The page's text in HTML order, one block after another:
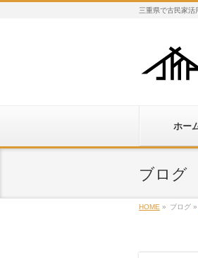
三重県で古民家活
ホー
ブログ
HOME » ブログ »